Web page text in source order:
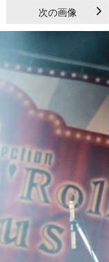
次の画像